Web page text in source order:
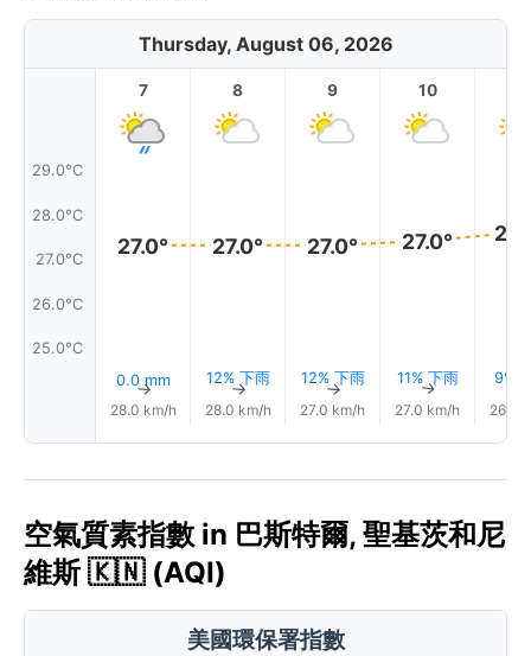
Thursday, August 06, 2026
29.0°C
28.0°C
27.0°C
26.0°C
25.0°C
7
27.0°
0.0 mm
↑
28.0 km/h
8
27.0°
12% 下雨
↑
28.0 km/h
9
27.0°
12% 下雨
↑
27.0 km/h
10
27.0°
11% 下雨
↑
27.0 km/h
9%
26.0
空氣質素指數 in 巴斯特爾, 聖基茨和尼
維斯 🇰🇳 (AQI)
美國環保署指數